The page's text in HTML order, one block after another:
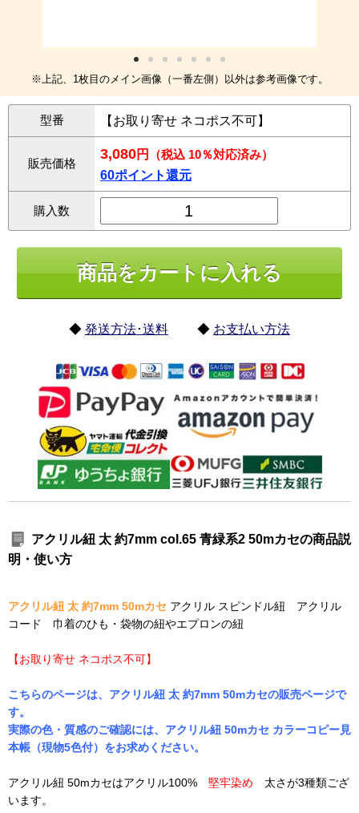
※上記、1枚目のメイン画像（一番左側）以外は参考画像です。
型番 【お取り寄せ ネコポス不可】
販売価格
3,080円
（税込 10％対応済み）
60ポイント還元
購入数
◆ 発送方法･送料 ◆ お支払い方法
アクリル紐 太 約7mm col.65 青緑系2 50mカセの商品説
明・使い方
アクリル紐 太 約7mm 50mカセ アクリル スピンドル紐 アクリル
コード 巾着のひも・袋物の紐やエプロンの紐
【お取り寄せ ネコポス不可】
こちらのページは、アクリル紐 太 約7mm 50mカセの販売ページで
す。
実際の色・質感のご確認には、アクリル紐 50mカセ カラーコピー見
本帳（現物5色付）をお求めください。
アクリル紐 50mカセはアクリル100% 堅牢染め 太さが3種類ござ
います。